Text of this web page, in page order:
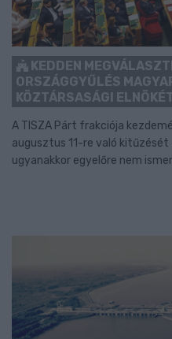
KEDDEN
ORSZÁGGYŰLÉS
KÖZTÁRSASÁGI
A TISZA Párt frakciója
augusztus 11-re való
ugyanakkor egyelőre nem